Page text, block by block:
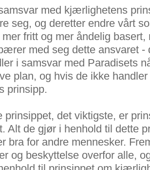
med kjærlighetens
seg, og deretter endre vårt
fritt og mer åndelig basert,
med seg dette ansvaret -
i samsvar med Paradisets
plan, og hvis de ikke
prinsipp.
prinsippet, det viktigste, er
Alt de gjør i henhold til dette
bra for andre mennesker.
og beskyttelse overfor alle,